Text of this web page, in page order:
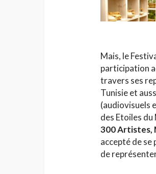
Mais, le
participation
travers ses
Tunisie et
(audiovisuels
des Etoiles
300 Artistes,
accepté de se
de